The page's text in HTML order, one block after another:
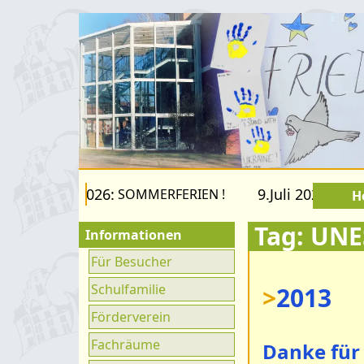
2026:SOMMERFERIEN ! 9.Juli 2026 bis
Informationen
Für Besucher
Schulfamilie
Förderverein
Fachräume
Tag:
>2013
Danke für